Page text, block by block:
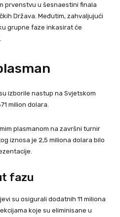
prvenstvu u šesnaestini finala
Država. Međutim, zahvaljujući
grupne faze inkasirat će
izborile nastup na Svjetskom
milion dolara.
plasmanom na završni turnir
iznosa je 2,5 miliona dolara bilo
fazu
su osigurali dodatnih 11 miliona
koje su eliminisane u